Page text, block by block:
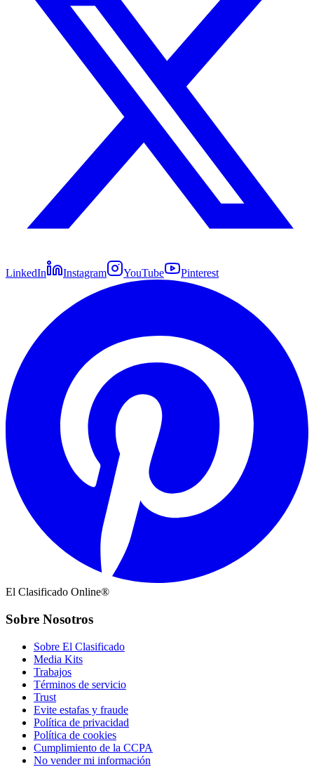
LinkedIn Instagram YouTube Pinterest
El Clasificado Online®
Sobre Nosotros
Sobre El Clasificado
Media Kits
Trabajos
Términos de servicio
Trust
Evite estafas y fraude
Política de privacidad
Política de cookies
Cumplimiento de la CCPA
No vender mi información